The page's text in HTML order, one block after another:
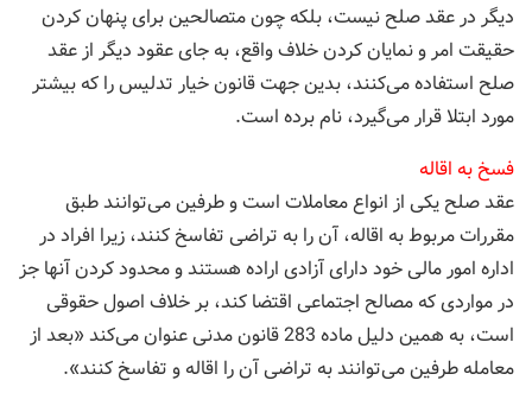
دیگر در عقد صلح نیست، بلکه چون متصالحین برای پنهان کردن
حقیقت امر و نمایان کردن خلاف واقع، به جای عقود دیگر از عقد
صلح استفاده می‌کنند، بدین جهت قانون خیار تدلیس را که بیشتر
مورد ابتلا قرار می‌گیرد، نام برده است.
فسخ به اقاله
عقد صلح یکی از انواع معاملات است و طرفین می‌توانند طبق
مقررات مربوط به اقاله، آن را به تراضی تفاسخ کنند، زیرا افراد در
اداره امور مالی خود دارای آزادی اراده هستند و محدود کردن آنها جز
در مواردی که مصالح اجتماعی اقتضا کند، بر خلاف اصول حقوقی
است، به همین دلیل ماده 283 قانون مدنی عنوان می‌کند «بعد از
معامله طرفین می‌توانند به تراضی آن را اقاله و تفاسخ کنند».